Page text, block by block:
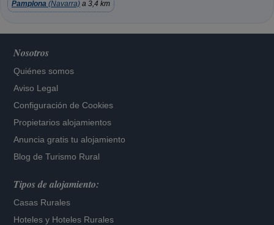
Pamplona (Navarra) a 3,4 km
Nosotros
Quiénes somos
Aviso Legal
Configuración de Cookies
Propietarios alojamientos
Anuncia gratis tu alojamiento
Blog de Turismo Rural
Tipos de alojamiento:
Casas Rurales
Hoteles y Hoteles Rurales